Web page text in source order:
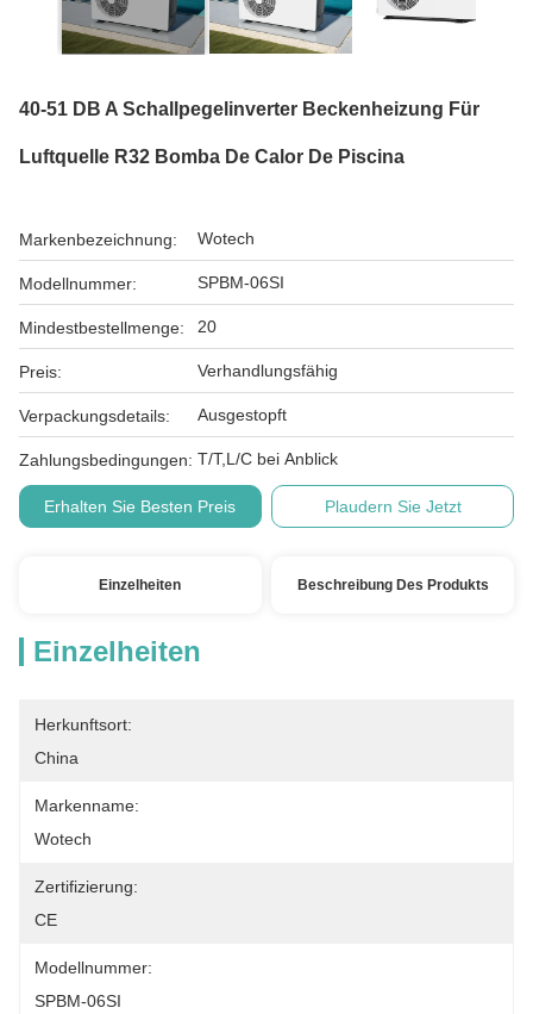
40-51 DB A Schallpegelinverter Beckenheizung Für
Luftquelle R32 Bomba De Calor De Piscina
Markenbezeichnung: Wotech
Modellnummer: SPBM-06SI
Mindestbestellmenge: 20
Preis: Verhandlungsfähig
Verpackungsdetails: Ausgestopft
Zahlungsbedingungen: T/T,L/C bei Anblick
Erhalten Sie Besten Preis Plaudern Sie Jetzt
Einzelheiten Beschreibung Des Produkts
Einzelheiten
Herkunftsort:
China
Markenname:
Wotech
Zertifizierung:
CE
Modellnummer:
SPBM-06SI